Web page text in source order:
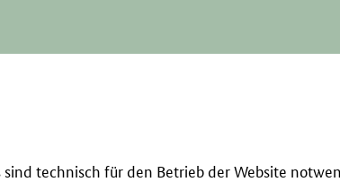
technisch für den Betrieb der Website